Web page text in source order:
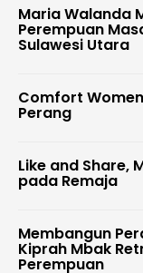
Maria Walanda
Perempuan
Sulawesi Utara
Comfort
Perang
Like and Share,
pada Remaja
Membangun
Kiprah Mbak
Perempuan